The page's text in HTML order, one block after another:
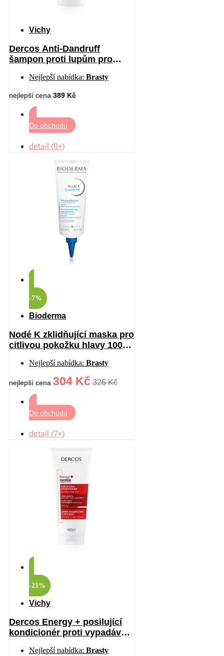
Vichy
Dercos Anti-Dandruff
šampon proti lupům pro
Nejlepší nabídka: Brasty
nejlepší cena 389 Kč
Do obchodu
detail (8+)
-7%
Bioderma
Nodé K zklidňující maska pro
citlivou pokožku hlavy 100
Nejlepší nabídka: Brasty
nejlepší cena 304 Kč 326 Kč
Do obchodu
detail (7+)
-21%
Vichy
Dercos Energy + posilující
kondicionér proti vypadávání
Nejlepší nabídka: Brasty